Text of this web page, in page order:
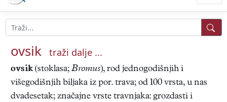
ovsik traži dalje ...
ovsik (stoklasa; Bromus), rod jednogodišnjih i
višegodišnjih biljaka iz por. trava; od 100 vrsta, u nas
dvadesetak; značajne vrste travnjaka: grozdasti i